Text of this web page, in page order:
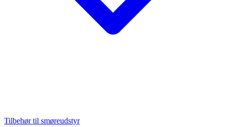
Tilbehør til smøreudstyr